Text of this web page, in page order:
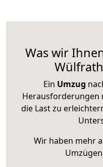
Was wir
Ein Umzug
Herausforderungen
die Last zu
Wir haben mehr